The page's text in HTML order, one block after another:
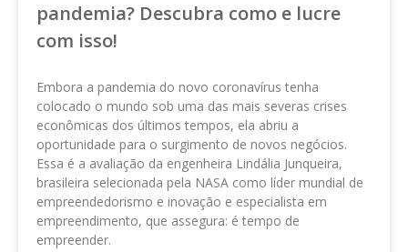
pandemia? Descubra como e lucre
com isso!
Embora a pandemia do novo coronavírus tenha
colocado o mundo sob uma das mais severas crises
econômicas dos últimos tempos, ela abriu a
oportunidade para o surgimento de novos negócios.
Essa é a avaliação da engenheira Lindália Junqueira,
brasileira selecionada pela NASA como líder mundial de
empreendedorismo e inovação e especialista em
empreendimento, que assegura: é tempo de
empreender.